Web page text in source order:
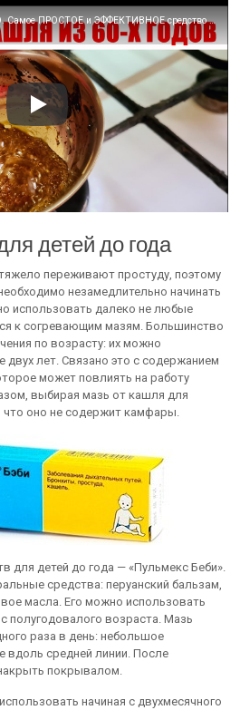
Кашель уходит МОМЕНТАЛЬНО. Самое ПРОСТОЕ и ЭФФЕКТИВНОЕ средство от кашля для детей и взрослых
детей до года
переживают простуду, поэтому
незамедлительно начинать
использовать далеко не любые
к согревающим мазям. Большинство
по возрасту: их можно
двух лет. Связано это с содержанием
может повлиять на работу
выбирая мазь от кашля для
что оно не содержит камфары.
для детей до года — «Пульмекс Беби».
средства: перуанский бальзам,
масла. Его можно использовать
полугодовалого возраста. Мазь
раза в день: небольшое
вдоль средней линии. После
покрывалом.
начиная с двухмесячного